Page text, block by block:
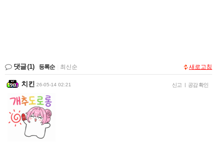
댓글(1) 등록순 최신순 새로고침
치킨 26-05-14 02:21 신고 공감 확인